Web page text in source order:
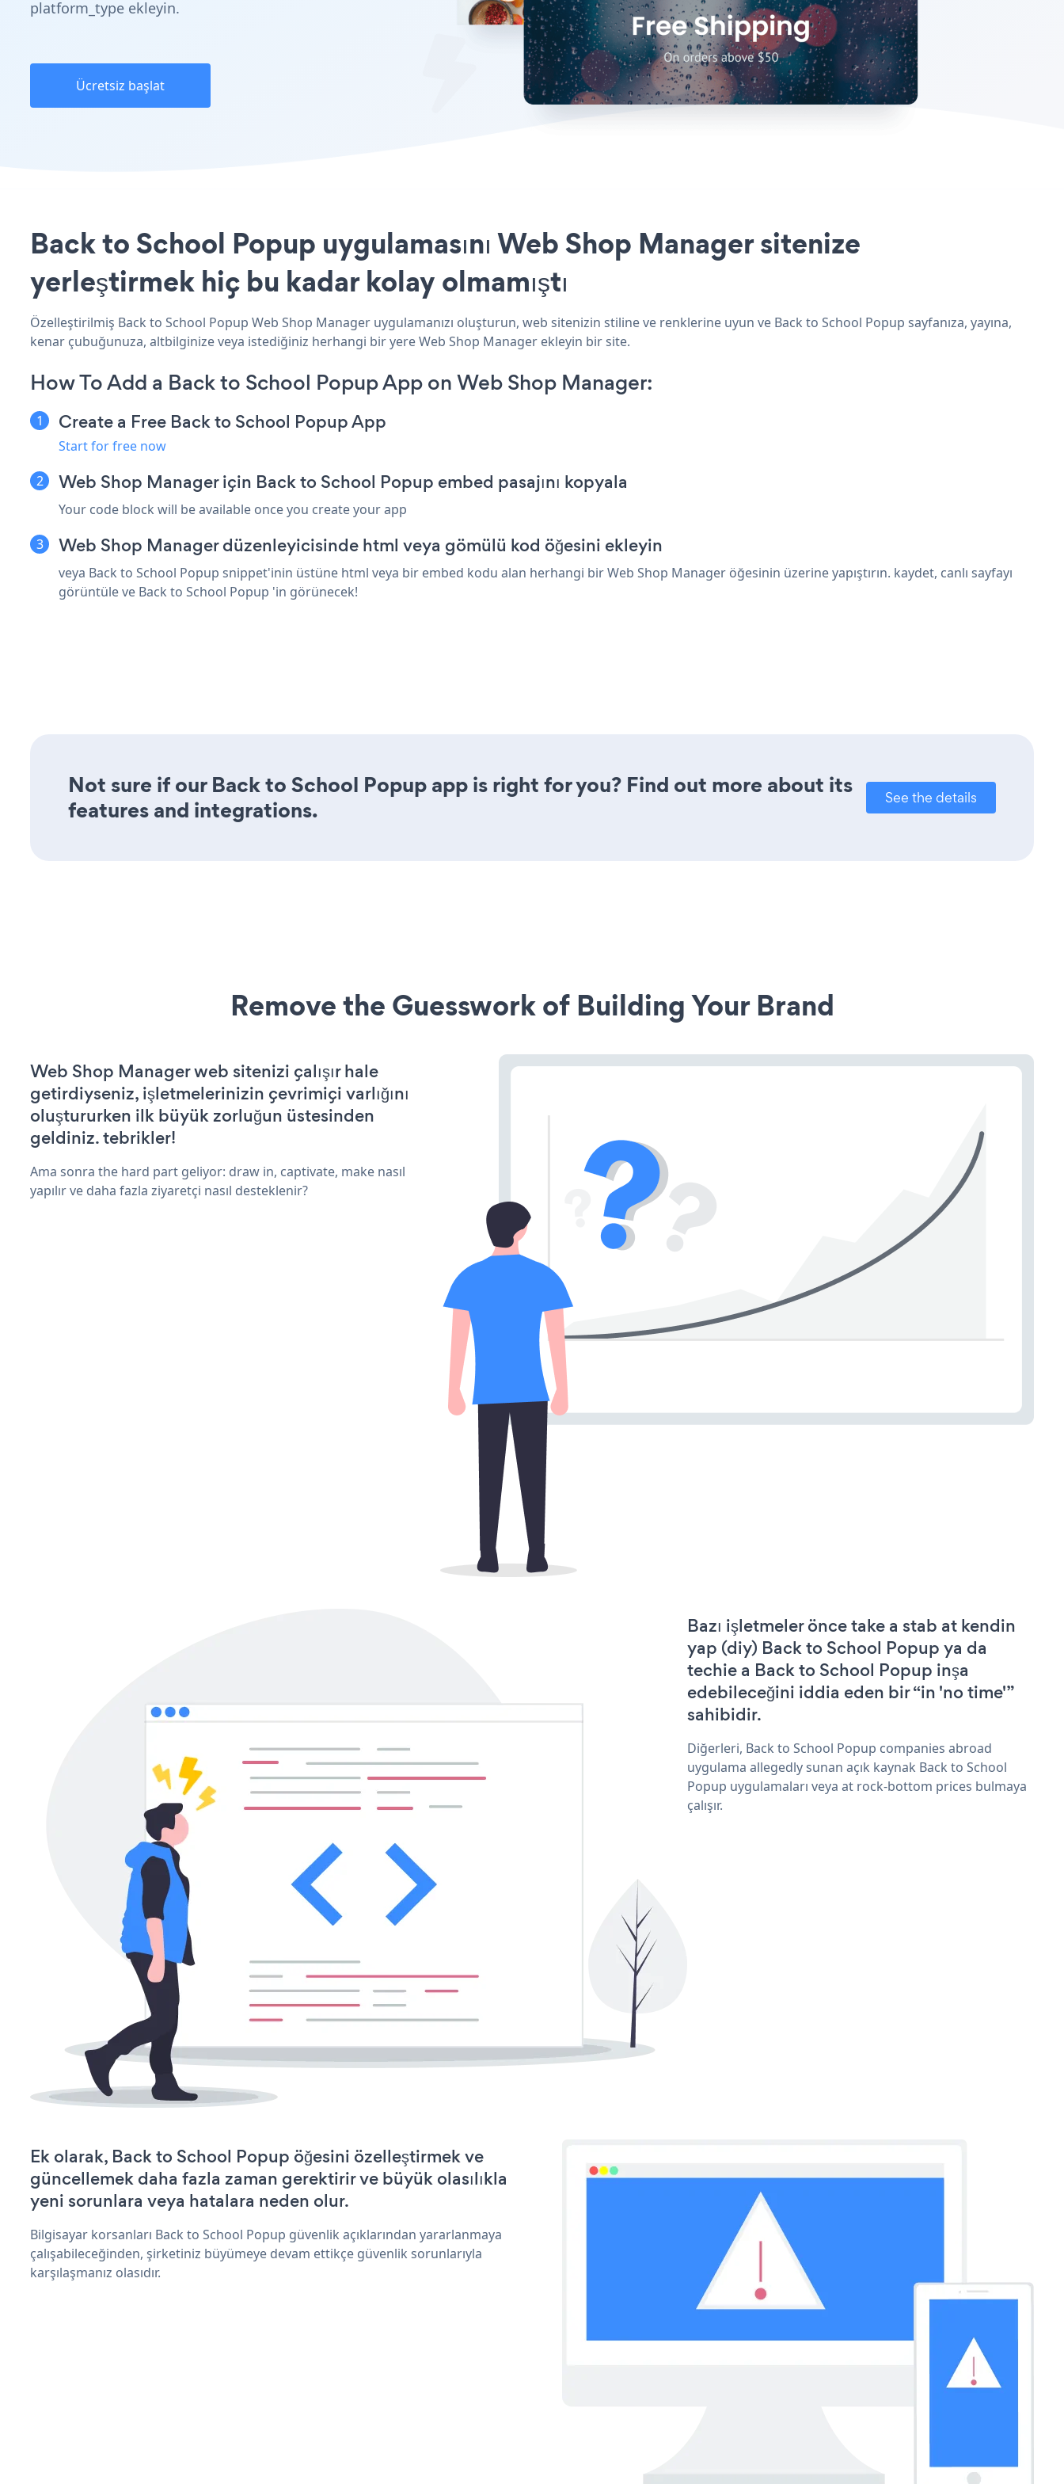
platform_type ekleyin.
Ücretsiz başlat
Back to School Popup uygulamasını Web Shop Manager sitenize
yerleştirmek hiç bu kadar kolay olmamıştı
Özelleştirilmiş Back to School Popup Web Shop Manager uygulamanızı oluşturun, web sitenizin stiline ve renklerine uyun ve Back to School Popup sayfanıza, yayına,
kenar çubuğunuza, altbilginize veya istediğiniz herhangi bir yere Web Shop Manager ekleyin bir site.
How To Add a Back to School Popup App on Web Shop Manager:
Create a Free Back to School Popup App
Start for free now
Web Shop Manager için Back to School Popup embed pasajını kopyala
Your code block will be available once you create your app
Web Shop Manager düzenleyicisinde html veya gömülü kod öğesini ekleyin
veya Back to School Popup snippet'inin üstüne html veya bir embed kodu alan herhangi bir Web Shop Manager öğesinin üzerine yapıştırın. kaydet, canlı sayfayı
görüntüle ve Back to School Popup 'in görünecek!
Not sure if our Back to School Popup app is right for you? Find out more about its
features and integrations.
See the details
Remove the Guesswork of Building Your Brand
Web Shop Manager web sitenizi çalışır hale
getirdiyseniz, işletmelerinizin çevrimiçi varlığını
oluştururken ilk büyük zorluğun üstesinden
geldiniz. tebrikler!
Ama sonra the hard part geliyor: draw in, captivate, make nasıl
yapılır ve daha fazla ziyaretçi nasıl desteklenir?
Bazı işletmeler önce take a stab at kendin
yap (diy) Back to School Popup ya da
techie a Back to School Popup inşa
edebileceğini iddia eden bir “in 'no time'”
sahibidir.
Diğerleri, Back to School Popup companies abroad
uygulama allegedly sunan açık kaynak Back to School
Popup uygulamaları veya at rock-bottom prices bulmaya
çalışır.
Ek olarak, Back to School Popup öğesini özelleştirmek ve
güncellemek daha fazla zaman gerektirir ve büyük olasılıkla
yeni sorunlara veya hatalara neden olur.
Bilgisayar korsanları Back to School Popup güvenlik açıklarından yararlanmaya
çalışabileceğinden, şirketiniz büyümeye devam ettikçe güvenlik sorunlarıyla
karşılaşmanız olasıdır.